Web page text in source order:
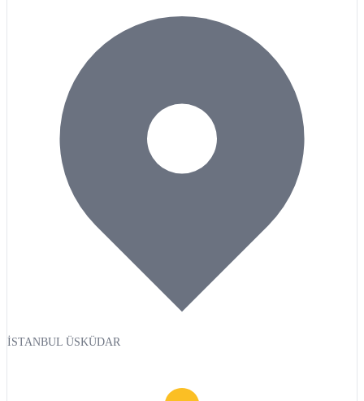
İSTANBUL ÜSKÜDAR